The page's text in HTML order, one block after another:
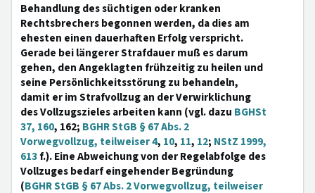
Behandlung des süchtigen oder kranken
Rechtsbrechers begonnen werden, da dies am
ehesten einen dauerhaften Erfolg verspricht.
Gerade bei längerer Strafdauer muß es darum
gehen, den Angeklagten frühzeitig zu heilen und
seine Persönlichkeitsstörung zu behandeln,
damit er im Strafvollzug an der Verwirklichung
des Vollzugszieles arbeiten kann (vgl. dazu BGHSt
37, 160, 162; BGHR StGB § 67 Abs. 2
Vorwegvollzug, teilweiser 4, 10, 11, 12; NStZ 1999,
613f.). Eine Abweichung von der Regelabfolge des
Vollzuges bedarf eingehender Begründung
(BGHR StGB § 67 Abs. 2 Vorwegvollzug, teilweiser